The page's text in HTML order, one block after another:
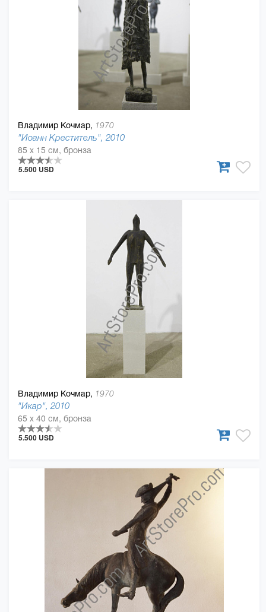
Владимир Кочмар, 1970
"Иоанн Креститель", 2010
85 x 15 см, бронза
5.500 USD
Владимир Кочмар, 1970
"Икар", 2010
65 x 40 см, бронза
5.500 USD